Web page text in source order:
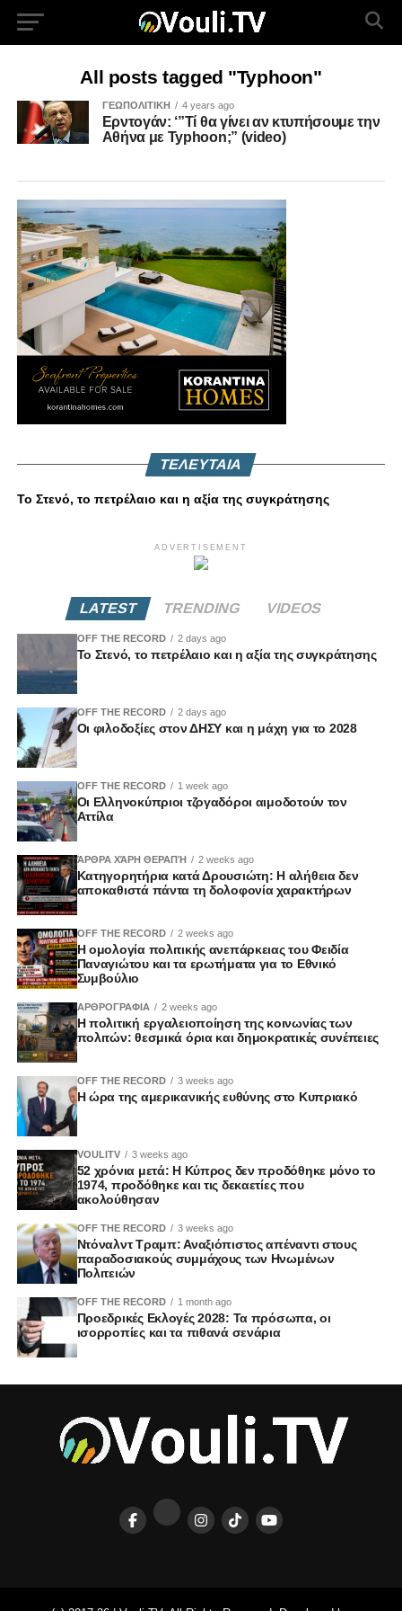
All posts tagged "Typhoon"
ΓΕΩΠΟΛΙΤΙΚΗ 4 years ago
Ερντογάν: ‘”Τί θα γίνει αν κτυπήσουμε την
Αθήνα με Typhoon;” (video)
ΤΕΛΕΥΤΑΙΑ
Το Στενό, το πετρέλαιο και η αξία της συγκράτησης
ADVERTISEMENT
LATEST TRENDING VIDEOS
OFF THE RECORD 2 days ago
Το Στενό, το πετρέλαιο και η αξία της συγκράτησης
OFF THE RECORD 2 days ago
Οι φιλοδοξίες στον ΔΗΣΥ και η μάχη για το 2028
OFF THE RECORD 1 week ago
Οι Ελληνοκύπριοι τζογαδόροι αιμοδοτούν τον
Αττίλα
ΆΡΘΡΑ ΧΆΡΗ ΘΕΡΑΠΉ 2 weeks ago
Κατηγορητήρια κατά Δρουσιώτη: Η αλήθεια δεν
αποκαθιστά πάντα τη δολοφονία χαρακτήρων
OFF THE RECORD 2 weeks ago
Η ομολογία πολιτικής ανεπάρκειας του Φειδία
Παναγιώτου και τα ερωτήματα για το Εθνικό
Συμβούλιο
ΑΡΘΡΟΓΡΑΦΙΑ 2 weeks ago
Η πολιτική εργαλειοποίηση της κοινωνίας των
πολιτών: θεσμικά όρια και δημοκρατικές συνέπειες
OFF THE RECORD 3 weeks ago
Η ώρα της αμερικανικής ευθύνης στο Κυπριακό
VOULITV 3 weeks ago
52 χρόνια μετά: Η Κύπρος δεν προδόθηκε μόνο το
1974, προδόθηκε και τις δεκαετίες που
ακολούθησαν
OFF THE RECORD 3 weeks ago
Ντόναλντ Τραμπ: Αναξιόπιστος απέναντι στους
παραδοσιακούς συμμάχους των Ηνωμένων
Πολιτειών
OFF THE RECORD 1 month ago
Προεδρικές Εκλογές 2028: Τα πρόσωπα, οι
ισορροπίες και τα πιθανά σενάρια